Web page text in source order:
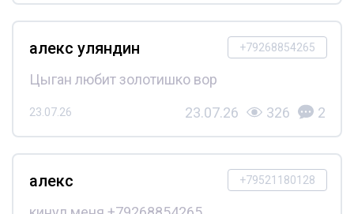
+79268854265
алекс уляндин
Цыган любит золотишко вор
23.07.26 23.07.26 326 2
+79521180128
алекс